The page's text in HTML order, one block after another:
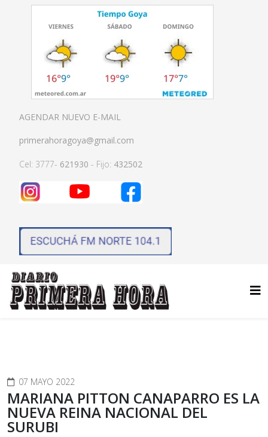
AGENDAR NUEVO E-MAIL
primerahoragoya@gmail.com
Cel: 3777- 621930 - Fijo: 432502
07 MAYO 2022
MARIANA PITTON CANAPARRO ES LA
NUEVA REINA NACIONAL DEL
SURUBI